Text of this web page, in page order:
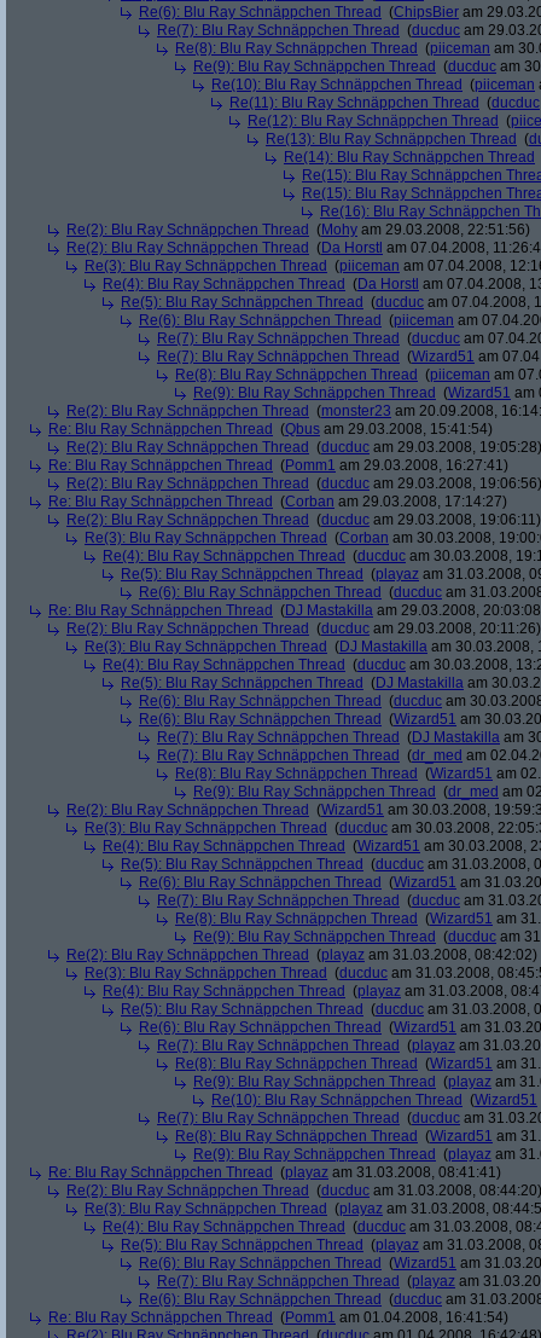
Re(6): Blu Ray Schnäppchen Thread (ChipsBier am
Re(7): Blu Ray Schnäppchen Thread (ducduc am
Re(8): Blu Ray Schnäppchen Thread (piiceman am
Re(9): Blu Ray Schnäppchen Thread (ducduc am
Re(10): Blu Ray Schnäppchen Thread (piiceman
Re(11): Blu Ray Schnäppchen Thread (ducduc
Re(12): Blu Ray Schnäppchen Thread (
Re(13): Blu Ray Schnäppchen Thread (
Re(14): Blu Ray Schnäppchen Thread
Re(15): Blu Ray Schnäppchen
Re(15): Blu Ray Schnäppchen
Re(16): Blu Ray Schnäppchen
Re(2): Blu Ray Schnäppchen Thread (Mohy am 29.03.2008, 22:51:56)
Re(2): Blu Ray Schnäppchen Thread (Da Horstl am 07.04.2008,
Re(3): Blu Ray Schnäppchen Thread (piiceman am 07.04.2008,
Re(4): Blu Ray Schnäppchen Thread (Da Horstl am 07.04.2008,
Re(5): Blu Ray Schnäppchen Thread (ducduc am 07.04.2008,
Re(6): Blu Ray Schnäppchen Thread (piiceman am
Re(7): Blu Ray Schnäppchen Thread (ducduc am
Re(7): Blu Ray Schnäppchen Thread (Wizard51 am
Re(8): Blu Ray Schnäppchen Thread (piiceman am
Re(9): Blu Ray Schnäppchen Thread (Wizard51 am
Re(2): Blu Ray Schnäppchen Thread (monster23 am 20.09.2008,
Re: Blu Ray Schnäppchen Thread (Qbus am 29.03.2008, 15:41:54)
Re(2): Blu Ray Schnäppchen Thread (ducduc am 29.03.2008, 19:05:28)
Re: Blu Ray Schnäppchen Thread (Pomm1 am 29.03.2008, 16:27:41)
Re(2): Blu Ray Schnäppchen Thread (ducduc am 29.03.2008, 19:06:56)
Re: Blu Ray Schnäppchen Thread (Corban am 29.03.2008, 17:14:27)
Re(2): Blu Ray Schnäppchen Thread (ducduc am 29.03.2008, 19:06:11)
Re(3): Blu Ray Schnäppchen Thread (Corban am 30.03.2008,
Re(4): Blu Ray Schnäppchen Thread (ducduc am 30.03.2008,
Re(5): Blu Ray Schnäppchen Thread (playaz am 31.03.2008,
Re(6): Blu Ray Schnäppchen Thread (ducduc am
Re: Blu Ray Schnäppchen Thread (DJ Mastakilla am 29.03.2008,
Re(2): Blu Ray Schnäppchen Thread (ducduc am 29.03.2008, 20:11:26)
Re(3): Blu Ray Schnäppchen Thread (DJ Mastakilla am 30.03.2008,
Re(4): Blu Ray Schnäppchen Thread (ducduc am 30.03.2008,
Re(5): Blu Ray Schnäppchen Thread (DJ Mastakilla am
Re(6): Blu Ray Schnäppchen Thread (ducduc am
Re(6): Blu Ray Schnäppchen Thread (Wizard51 am
Re(7): Blu Ray Schnäppchen Thread (DJ Mastakilla am
Re(7): Blu Ray Schnäppchen Thread (dr_med am
Re(8): Blu Ray Schnäppchen Thread (Wizard51 am
Re(9): Blu Ray Schnäppchen Thread (dr_med am
Re(2): Blu Ray Schnäppchen Thread (Wizard51 am 30.03.2008,
Re(3): Blu Ray Schnäppchen Thread (ducduc am 30.03.2008,
Re(4): Blu Ray Schnäppchen Thread (Wizard51 am 30.03.2008,
Re(5): Blu Ray Schnäppchen Thread (ducduc am 31.03.2008,
Re(6): Blu Ray Schnäppchen Thread (Wizard51 am
Re(7): Blu Ray Schnäppchen Thread (ducduc am
Re(8): Blu Ray Schnäppchen Thread (Wizard51 am
Re(9): Blu Ray Schnäppchen Thread (ducduc am
Re(2): Blu Ray Schnäppchen Thread (playaz am 31.03.2008, 08:42:02)
Re(3): Blu Ray Schnäppchen Thread (ducduc am 31.03.2008,
Re(4): Blu Ray Schnäppchen Thread (playaz am 31.03.2008,
Re(5): Blu Ray Schnäppchen Thread (ducduc am 31.03.2008,
Re(6): Blu Ray Schnäppchen Thread (Wizard51 am
Re(7): Blu Ray Schnäppchen Thread (playaz am
Re(8): Blu Ray Schnäppchen Thread (Wizard51 am
Re(9): Blu Ray Schnäppchen Thread (playaz am
Re(10): Blu Ray Schnäppchen Thread (Wizard51
Re(7): Blu Ray Schnäppchen Thread (ducduc am
Re(8): Blu Ray Schnäppchen Thread (Wizard51 am
Re(9): Blu Ray Schnäppchen Thread (playaz am
Re: Blu Ray Schnäppchen Thread (playaz am 31.03.2008, 08:41:41)
Re(2): Blu Ray Schnäppchen Thread (ducduc am 31.03.2008, 08:44:20)
Re(3): Blu Ray Schnäppchen Thread (playaz am 31.03.2008,
Re(4): Blu Ray Schnäppchen Thread (ducduc am 31.03.2008,
Re(5): Blu Ray Schnäppchen Thread (playaz am 31.03.2008,
Re(6): Blu Ray Schnäppchen Thread (Wizard51 am
Re(7): Blu Ray Schnäppchen Thread (playaz am
Re(6): Blu Ray Schnäppchen Thread (ducduc am
Re: Blu Ray Schnäppchen Thread (Pomm1 am 01.04.2008, 16:41:54)